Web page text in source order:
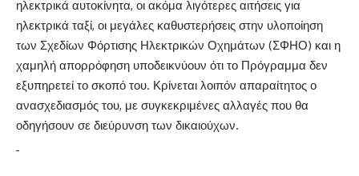
ηλεκτρικά αυτοκίνητα, οι ακόμα λιγότερες αιτήσεις για
ηλεκτρικά ταξί, οι μεγάλες καθυστερήσεις στην υλοποίηση
των Σχεδίων Φόρτισης Ηλεκτρικών Οχημάτων (ΣΦΗΟ) και η
χαμηλή απορρόφηση υποδεικνύουν ότι το Πρόγραμμα δεν
εξυπηρετεί το σκοπό του. Κρίνεται λοιπόν απαραίτητος ο
ανασχεδιασμός του, με συγκεκριμένες αλλαγές που θα
οδηγήσουν σε διεύρυνση των δικαιούχων.